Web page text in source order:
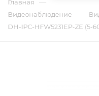
Главная —
Видеонаблюдение —
DH-IPC-HFW5231EP-ZE (5-